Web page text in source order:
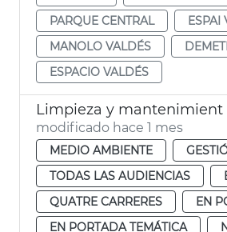
PARQUE CENTRAL
ESPAI
MANOLO VALDÉS
ESPACIO VALDÉS
modificado hace 1 mes
MEDIO AMBIENTE
TODAS LAS AUDIENCIAS
QUATRE CARRERES
EN
EN PORTADA TEMÁTICA